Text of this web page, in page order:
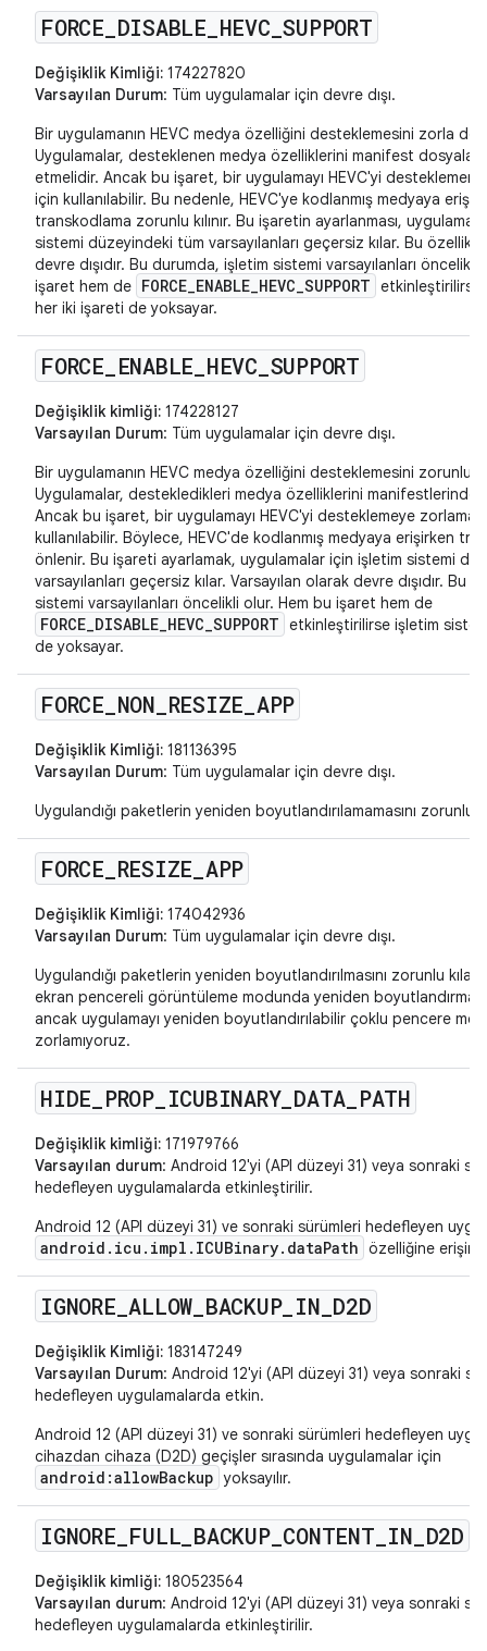
FORCE DISABLE HEVC _SUPPORT
Değişiklik Kimliği: 174227820
Varsayılan Durum: Tüm uygulamalar için devre dışı.
Bir uygulamanın HEVC medya özelliğini desteklemesini zorla
Uygulamalar, desteklenen medya özelliklerini manifest
etmelidir. Ancak bu işaret, bir uygulamayı HEVC'yi
için kullanılabilir. Bu nedenle, HEVC'ye kodlanmış medyaya
transkodlama zorunlu kılınır. Bu işaretin ayarlanması,
sistemi düzeyindeki tüm varsayılanları geçersiz kılar. Bu özellik
devre dışıdır. Bu durumda, işletim sistemi varsayılanları öncelikli
işaret hem de FORCE_ENABLE_HEVC_SUPPORT etkinleştirilirse
her iki işareti de yoksayar.
FORCE ENABLE HEVC SUPPORT
Değişiklik kimliği: 174228127
Varsayılan Durum: Tüm uygulamalar için devre dışı.
Bir uygulamanın HEVC medya özelliğini desteklemesini zorunlu
Uygulamalar, destekledikleri medya özelliklerini manifestlerinde
Ancak bu işaret, bir uygulamayı HEVC'yi desteklemeye
kullanılabilir. Böylece, HEVC'de kodlanmış medyaya erişirken
önlenir. Bu işareti ayarlamak, uygulamalar için işletim sistemi
varsayılanları geçersiz kılar. Varsayılan olarak devre dışıdır. Bu
sistemi varsayılanları öncelikli olur. Hem bu işaret hem de
FORCE_DISABLE_HEVC_SUPPORT etkinleştirilirse işletim
de yoksayar.
FORCE NON RESIZE APP
Değişiklik Kimliği: 181136395
Varsayılan Durum: Tüm uygulamalar için devre dışı.
Uygulandığı paketlerin yeniden boyutlandırılamamasını zorunlu
FORCE RESIZE APP
Değişiklik Kimliği: 174042936
Varsayılan Durum: Tüm uygulamalar için devre dışı.
Uygulandığı paketlerin yeniden boyutlandırılmasını zorunlu kılar.
ekran pencereli görüntüleme modunda yeniden
ancak uygulamayı yeniden boyutlandırılabilir çoklu pencere
zorlamıyoruz.
HIDE PROP_ ICUBINARY_ DATA PATH
Değişiklik kimliği: 171979766
Varsayılan durum: Android 12'yi (API düzeyi 31) veya sonraki
hedefleyen uygulamalarda etkinleştirilir.
Android 12 (API düzeyi 31) ve sonraki sürümleri hedefleyen
android.icu.impl.ICUBinary.dataPath özelliğine erişimi
IGNORE ALLOW BACKUP_ IN D2D
Değişiklik Kimliği: 183147249
Varsayılan Durum: Android 12'yi (API düzeyi 31) veya sonraki
hedefleyen uygulamalarda etkin.
Android 12 (API düzeyi 31) ve sonraki sürümleri hedefleyen
cihazdan cihaza (D2D) geçişler sırasında uygulamalar için
android:allowBackup yoksayılır.
IGNORE FULL BACKUP_ CONTENT IN D2D
Değişiklik kimliği: 180523564
Varsayılan durum: Android 12'yi (API düzeyi 31) veya sonraki
hedefleyen uygulamalarda etkinleştirilir.